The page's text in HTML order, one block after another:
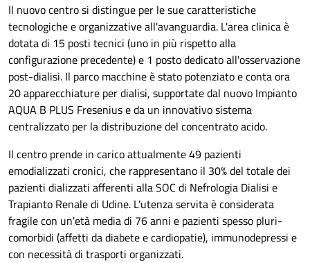
Il nuovo centro si distingue per le sue caratteristiche
tecnologiche e organizzative all'avanguardia. L'area clinica è
dotata di 15 posti tecnici (uno in più rispetto alla
configurazione precedente) e 1 posto dedicato all'osservazione
post-dialisi. Il parco macchine è stato potenziato e conta ora
20 apparecchiature per dialisi, supportate dal nuovo Impianto
AQUA B PLUS Fresenius e da un innovativo sistema
centralizzato per la distribuzione del concentrato acido.
Il centro prende in carico attualmente 49 pazienti
emodializzati cronici, che rappresentano il 30% del totale dei
pazienti dializzati afferenti alla SOC di Nefrologia Dialisi e
Trapianto Renale di Udine. L'utenza servita è considerata
fragile con un'età media di 76 anni e pazienti spesso pluri-
comorbidi (affetti da diabete e cardiopatie), immunodepressi e
con necessità di trasporti organizzati.